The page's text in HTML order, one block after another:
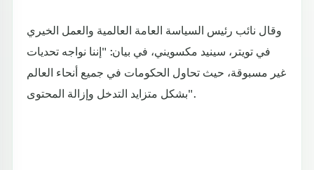
وقال نائب رئيس السياسة العامة العالمية والعمل الخيري
في تويتر، سينيد مكسويني، في بيان: "إننا نواجه تحديات
غير مسبوقة، حيث تحاول الحكومات في جميع أنحاء العالم
بشكل متزايد التدخل وإزالة المحتوى".